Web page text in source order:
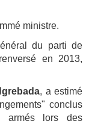
ministre.
du parti de
en 2013,
, a estimé
conclus
armés lors des